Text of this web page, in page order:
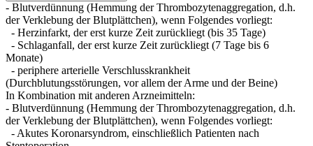
- Blutverdünnung (Hemmung der Thrombozytenaggregation, d.h.
der Verklebung der Blutplättchen), wenn Folgendes vorliegt:
- Herzinfarkt, der erst kurze Zeit zurückliegt (bis 35 Tage)
- Schlaganfall, der erst kurze Zeit zurückliegt (7 Tage bis 6
Monate)
- periphere arterielle Verschlusskrankheit
(Durchblutungsstörungen, vor allem der Arme und der Beine)
In Kombination mit anderen Arzneimitteln:
- Blutverdünnung (Hemmung der Thrombozytenaggregation, d.h.
der Verklebung der Blutplättchen), wenn Folgendes vorliegt:
- Akutes Koronarsyndrom, einschließlich Patienten nach